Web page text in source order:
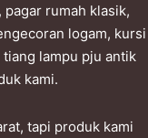
rumah klasik,
logam, kursi
lampu pju antik
kami.
tapi produk kami